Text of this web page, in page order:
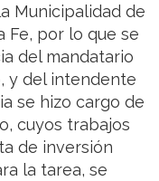
Municipalidad de
Fe, por lo que se
del mandatario
y del intendente
se hizo cargo de
cuyos trabajos
de inversión
la tarea, se